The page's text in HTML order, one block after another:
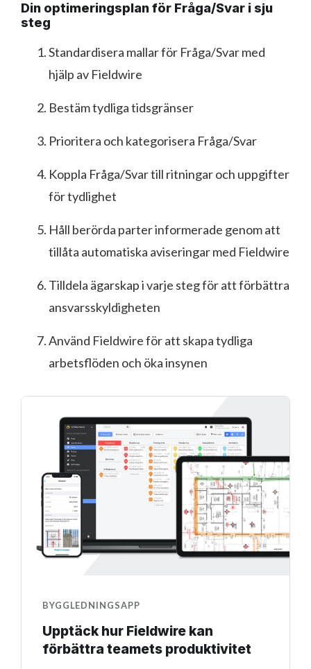
Din optimeringsplan för Fråga/Svar i sju
steg
Standardisera mallar för Fråga/Svar med
hjälp av Fieldwire
Bestäm tydliga tidsgränser
Prioritera och kategorisera Fråga/Svar
Koppla Fråga/Svar till ritningar och uppgifter
för tydlighet
Håll berörda parter informerade genom att
tillåta automatiska aviseringar med Fieldwire
Tilldela ägarskap i varje steg för att förbättra
ansvarsskyldigheten
Använd Fieldwire för att skapa tydliga
arbetsflöden och öka insynen
BYGGLEDNINGSAPP
Upptäck hur Fieldwire kan
förbättra teamets produktivitet